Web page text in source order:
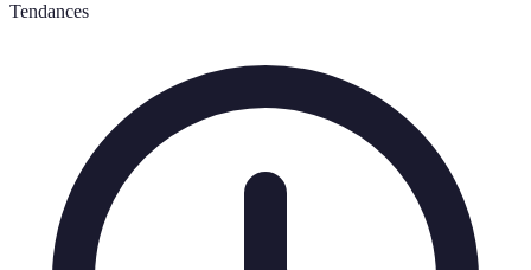
Tendances